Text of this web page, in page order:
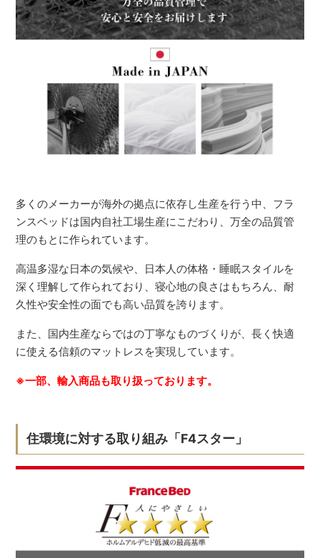
多くのメーカーが海外の拠点に依存し生産を行う中、フラ
ンスベッドは国内自社工場生産にこだわり、万全の品質管
理のもとに作られています。
高温多湿な日本の気候や、日本人の体格・睡眠スタイルを
深く理解して作られており、寝心地の良さはもちろん、耐
久性や安全性の面でも高い品質を誇ります。
また、国内生産ならではの丁寧なものづくりが、長く快適
に使える信頼のマットレスを実現しています。
※一部、輸入商品も取り扱っております。
住環境に対する取り組み「F4スター」